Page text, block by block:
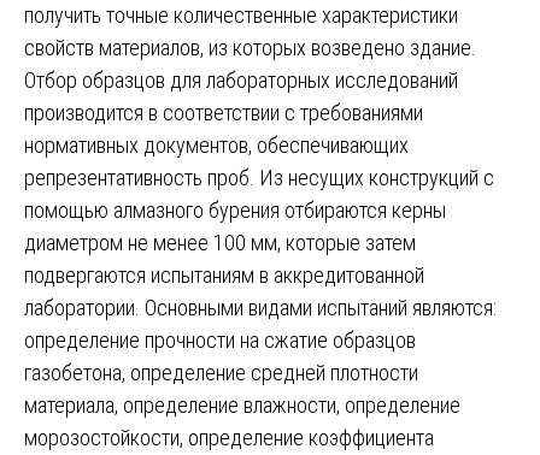
получить точные количественные характеристики
свойств материалов, из которых возведено здание.
Отбор образцов для лабораторных исследований
производится в соответствии с требованиями
нормативных документов, обеспечивающих
репрезентативность проб. Из несущих конструкций с
помощью алмазного бурения отбираются керны
диаметром не менее 100 мм, которые затем
подвергаются испытаниям в аккредитованной
лаборатории. Основными видами испытаний являются:
определение прочности на сжатие образцов
газобетона, определение средней плотности
материала, определение влажности, определение
морозостойкости, определение коэффициента